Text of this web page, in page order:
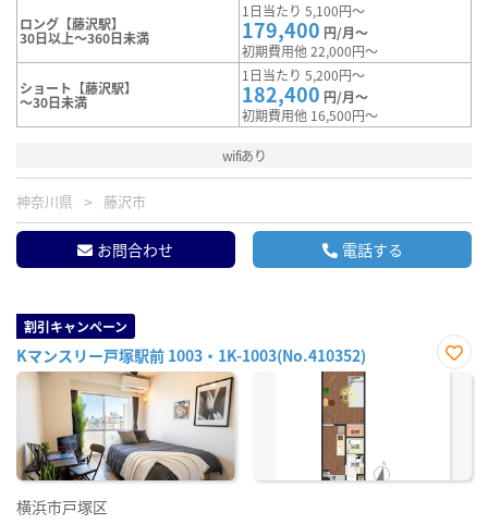
ロング【藤沢駅】
30日以上～360日未満
1日当たり 5,100円～
179,400 円/月～
初期費用他 22,000円～
ショート【藤沢駅】
～30日未満
1日当たり 5,200円～
182,400 円/月～
初期費用他 16,500円～
wifiあり
神奈川県 藤沢市
お問合わせ 電話する
割引キャンペーン
Kマンスリー戸塚駅前 1003・1K-1003(No.410352)
お気
横浜市戸塚区